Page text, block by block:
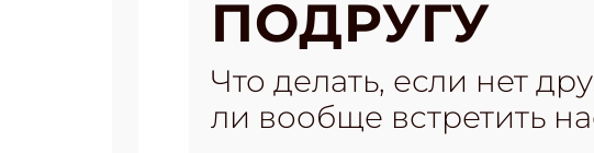
ПОДРУГУ
Что делать, если нет
ли вообще встретить